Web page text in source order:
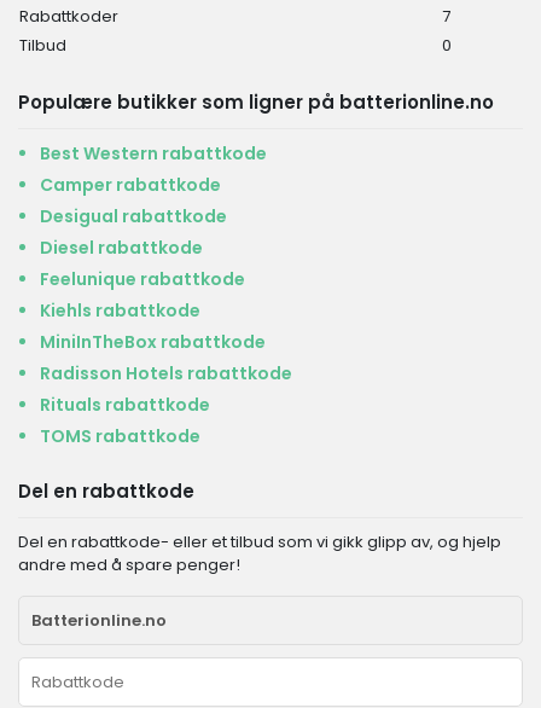
Rabattkoder
7
Tilbud
0
Populære butikker som ligner på batterionline.no
Best Western rabattkode
Camper rabattkode
Desigual rabattkode
Diesel rabattkode
Feelunique rabattkode
Kiehls rabattkode
MiniInTheBox rabattkode
Radisson Hotels rabattkode
Rituals rabattkode
TOMS rabattkode
Del en rabattkode
Del en rabattkode- eller et tilbud som vi gikk glipp av, og hjelp
andre med å spare penger!